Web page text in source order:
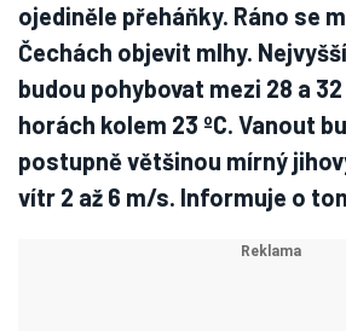
ojediněle přeháňky. Ráno se
Čechách objevit mlhy.
budou pohybovat mezi 28 a 32
horách kolem 23 ºC. Vanout
postupně většinou mírný
vítr 2 až 6 m/s. Informuje o